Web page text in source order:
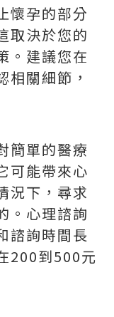
懷孕的部分
取決於您的
。建議您在
相關細節，
簡單的醫療
可能帶來心
況下，尋求
。心理諮詢
諮詢時間長
200到500元